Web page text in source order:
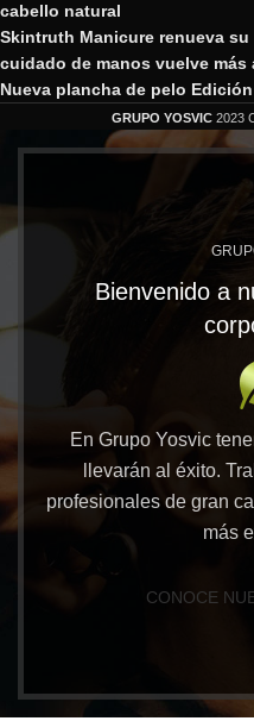
cabello natural
Skintruth Manicure renueva
cuidado de manos vuelve más
Nueva plancha de pelo
GRUPO YOSVIC 2023
Bienvenido a
En Grupo Yosvic
llevarán al éxito.
profesionales de gran
más
CONOCE